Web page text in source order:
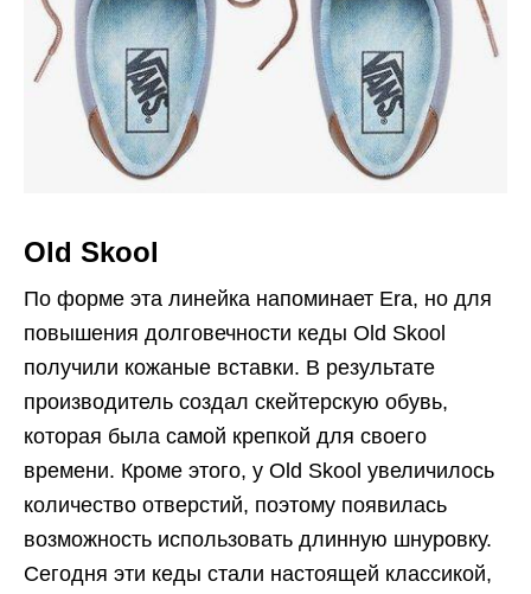
Old Skool
По форме эта линейка напоминает Era, но для
повышения долговечности кеды Old Skool
получили кожаные вставки. В результате
производитель создал скейтерскую обувь,
которая была самой крепкой для своего
времени. Кроме этого, у Old Skool увеличилось
количество отверстий, поэтому появилась
возможность использовать длинную шнуровку.
Сегодня эти кеды стали настоящей классикой,